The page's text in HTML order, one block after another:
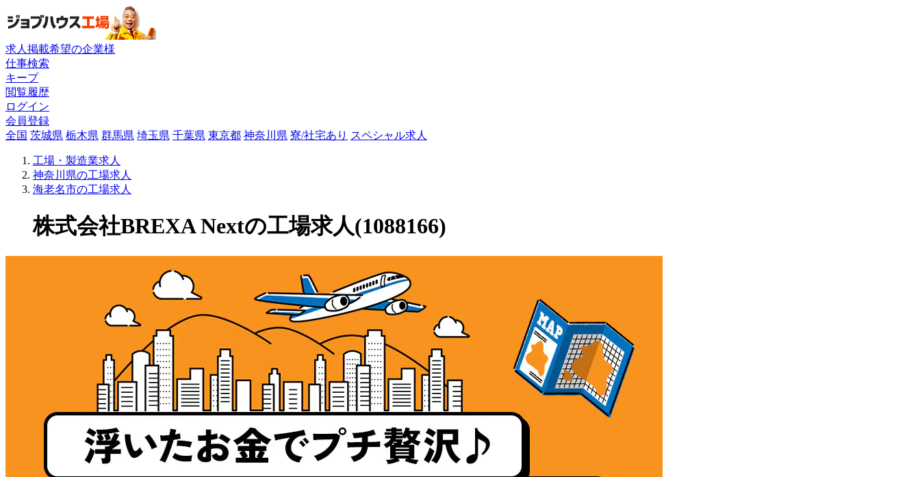
求人掲載希望の企業様
仕事検索
キープ
閲覧履歴
ログイン
会員登録
全国 茨城県 栃木県 群馬県 埼玉県 千葉県 東京都 神奈川県 寮/社宅あり スペシャル求人
工場・製造業求人
神奈川県の工場求人
海老名市の工場求人
株式会社BREXA Nextの工場求人(1088166)